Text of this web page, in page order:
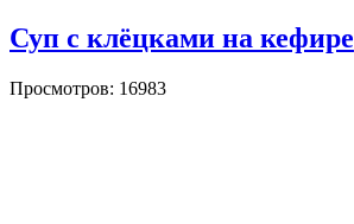
Суп с клёцками на кефире
Просмотров: 16983